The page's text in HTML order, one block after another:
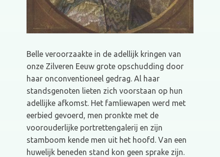
Belle veroorzaakte in de adellijk kringen van
onze Zilveren Eeuw grote opschudding door
haar onconventioneel gedrag. Al haar
standsgenoten lieten zich voorstaan op hun
adellijke afkomst. Het famliewapen werd met
eerbied gevoerd, men pronkte met de
voorouderlijke portrettengalerij en zijn
stamboom kende men uit het hoofd. Van een
huwelijk beneden stand kon geen sprake zijn.